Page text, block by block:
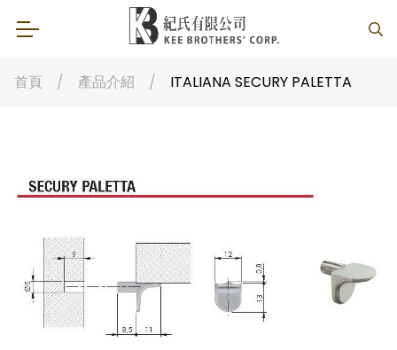
首頁 產品介紹 ITALIANA SECURY PALETTA